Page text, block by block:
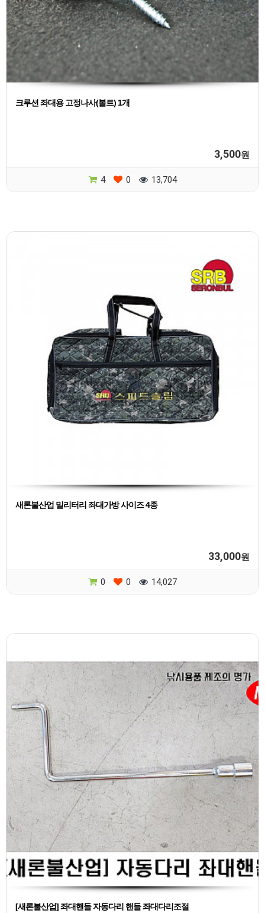
크루션 좌대용 고정나사(볼트) 1개
3,500원
4 0 13,704
새론불산업 밀리터리 좌대가방 사이즈 4종
33,000원
0 0 14,027
[새론불산업] 좌대핸들 자동다리 핸들 좌대다리조절